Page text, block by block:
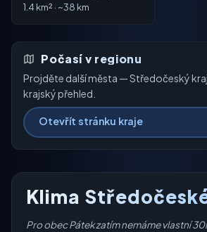
1.4 km² · ~38 km
Počasí v regionu
Projděte další města — Středočeský
krajský přehled.
Otevřít stránku kraje
Klima
Pro obec Pátek zatím nemáme vlastní